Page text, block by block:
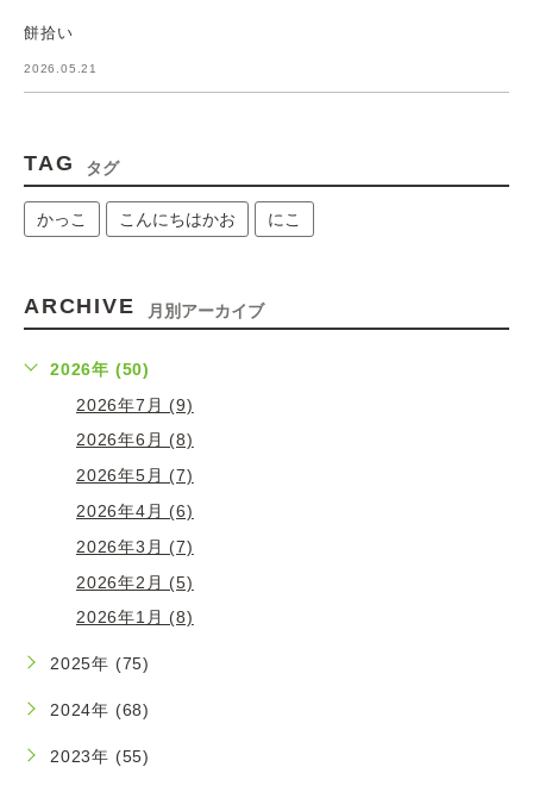
餅拾い
2026.05.21
TAG タグ
かっこ こんにちはかお にこ
ARCHIVE 月別アーカイブ
2026年 (50)
2026年7月 (9)
2026年6月 (8)
2026年5月 (7)
2026年4月 (6)
2026年3月 (7)
2026年2月 (5)
2026年1月 (8)
2025年 (75)
2024年 (68)
2023年 (55)